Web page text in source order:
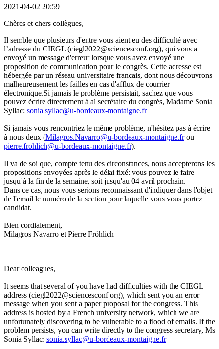
2021-04-02 20:59
Chères et chers collègues,
Il semble que plusieurs d'entre vous aient eu des difficulté avec
l’adresse du CIEGL (ciegl2022@sciencesconf.org), qui vous a
envoyé un message d'erreur lorsque vous avez envoyé une
proposition de communication pour le congrès. Cette adresse est
hébergée par un réseau universitaire français, dont nous découvrons
malheureusement les failles en cas d'afflux de courrier
électronique.Si jamais le problème persistait, sachez que vous
pouvez écrire directement à al secrétaire du congrès, Madame Sonia
Syllac: sonia.syllac@u-bordeaux-montaigne.fr
Si jamais vous rencontriez le même problème, n'hésitez pas à écrire
à nous deux (Milagros.Navarro@u-bordeaux-montaigne.frou
pierre.frohlich@u-bordeaux-montaigne.fr).
Il va de soi que, compte tenu des circonstances, nous accepterons les
propositions envoyées après le délai fixé: vous pouvez le faire
jusqu’à la fin de la semaine, soit jusqu'au 04 avril prochain.
Dans ce cas, nous vous serions reconnaissant d'indiquer dans l'objet
de l'email le numéro de la section pour laquelle vous vous portez
candidat.
Bien cordialement,
Milagros Navarro et Pierre Fröhlich
Dear colleagues,
It seems that several of you have had difficulties with the CIEGL
address (ciegl2022@sciencesconf.org), which sent you an error
message when you sent a paper proposal for the congress. This
address is hosted by a French university network, which we are
unfortunately discovering to be vulnerable to a flood of emails. If the
problem persists, you can write directly to the congress secretary, Ms
Sonia Syllac: sonia.syllac@u-bordeaux-montaigne.fr